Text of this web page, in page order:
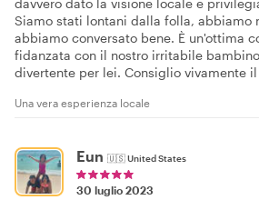
davvero dato la visione locale e
Siamo stati lontani dalla folla, abbiamo
abbiamo conversato bene. È un'ottima
fidanzata con il nostro irritabile
divertente per lei. Consiglio vivamente il
Una vera esperienza locale
Eun 🇺🇸United States
30 luglio 2023